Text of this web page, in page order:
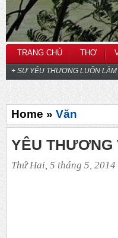
TRANG CHỦ THƠ
+ SỰ YÊU THƯƠNG LUÔN
Home » Văn
YÊU
Thứ Hai, 5 tháng 5, 2014